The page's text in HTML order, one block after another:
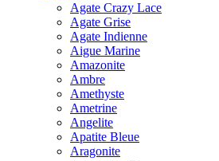
Agate Crazy Lace
Agate Grise
Agate Indienne
Aigue Marine
Amazonite
Ambre
Amethyste
Ametrine
Angelite
Apatite Bleue
Aragonite